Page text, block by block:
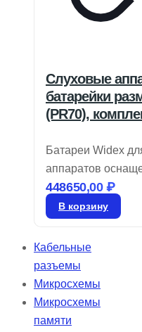
Слуховые
батарейки
(PR70),
Батареи Widex
аппаратов
кодом для легкой
размера и
запечатанном
448650,00₽
В корзину
Кабельные
разъемы
Микросхемы
Микросхемы
памяти